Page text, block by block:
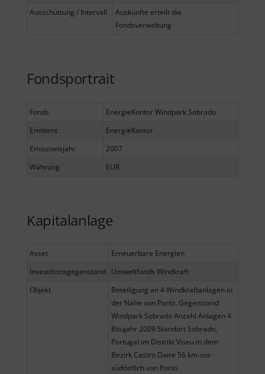
Ausschüttung / Intervall
Auskünfte erteilt die
Fondsverwaltung
Fondsportrait
Fonds
EnergieKontor Windpark Sobrado
Emittent
EnergieKontor
Emissionsjahr
2007
Währung
EUR
Kapitalanlage
Asset
Erneuerbare Energien
Investitionsgegenstand
Umweltfonds Windkraft
Objekt
Beteiligung an 4 Windkraftanlagen in
der Nähe von Porto. Gegenstand
Windpark Sobrado Anzahl Anlagen 4
Baujahr 2009 Standort Sobrado,
Portugal im Distrikt Viseu in dem
Bezirk Castro Daire 56 km ost-
südöstlich von Porto